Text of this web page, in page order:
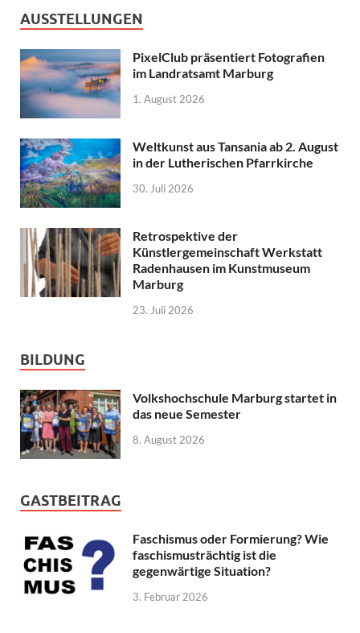
AUSSTELLUNGEN
PixelClub präsentiert Fotografien
im Landratsamt Marburg
1. August 2026
Weltkunst aus Tansania ab 2. August
in der Lutherischen Pfarrkirche
30. Juli 2026
Retrospektive der
Künstlergemeinschaft Werkstatt
Radenhausen im Kunstmuseum
Marburg
23. Juli 2026
BILDUNG
Volkshochschule Marburg startet in
das neue Semester
8. August 2026
GASTBEITRAG
Faschismus oder Formierung? Wie
faschismusträchtig ist die
gegenwärtige Situation?
3. Februar 2026